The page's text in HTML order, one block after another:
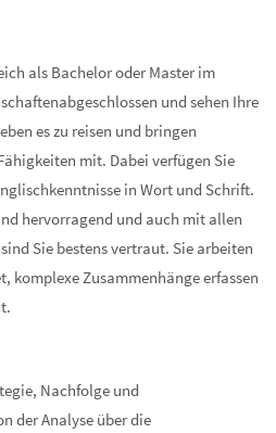
als Bachelor oder Master im
und sehen Ihre
es zu reisen und bringen
mit. Dabei verfügen Sie
in Wort und Schrift.
hervorragend und auch mit allen
Sie bestens vertraut. Sie arbeiten
komplexe Zusammenhänge erfassen
Nachfolge und
der Analyse über die